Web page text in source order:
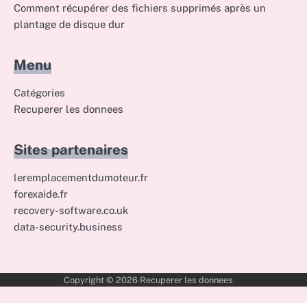
Comment récupérer des fichiers supprimés après un
plantage de disque dur
Menu
Catégories
Recuperer les donnees
Sites partenaires
leremplacementdumoteur.fr
forexaide.fr
recovery-software.co.uk
data-security.business
Copyright © 2026 Recuperer les donnees